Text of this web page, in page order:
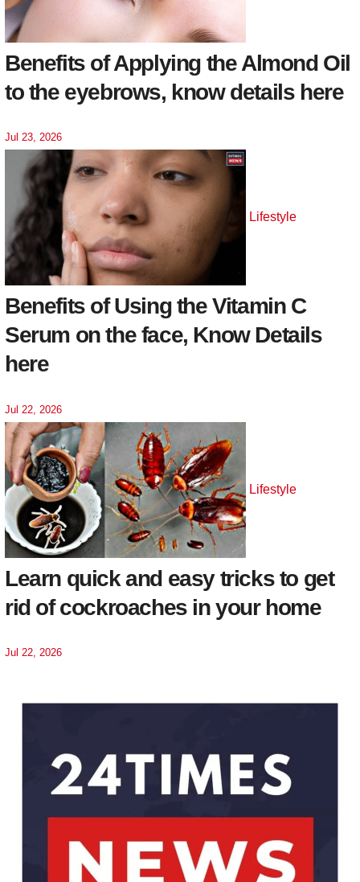
Benefits of Applying the Almond Oil
to the eyebrows, know details here
Jul 23, 2026
Lifestyle
Benefits of Using the Vitamin C
Serum on the face, Know Details
here
Jul 22, 2026
Lifestyle
Learn quick and easy tricks to get
rid of cockroaches in your home
Jul 22, 2026